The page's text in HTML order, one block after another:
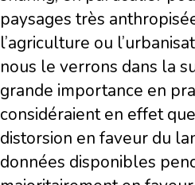
paysages très
l’agriculture ou
nous le verrons dans la
grande importance en
considéraient en effet
distorsion en faveur du
données disponibles